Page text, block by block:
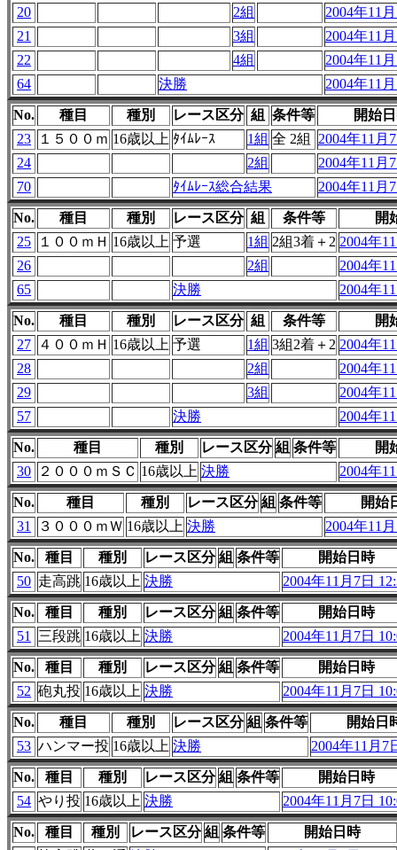
20
2組
2004年11
21
3組
2004年11
22
4組
2004年11
64
決勝 2004年11
No. 種目 種別 レース区分 組 条件等
開始
23
１５００ｍ 16歳以上 ﾀｲﾑﾚｰｽ 1組 全 2組
2004年11月
24
2組
2004年11月
70
ﾀｲﾑﾚｰｽ総合結果 2004年11月
No. 種目 種別 レース区分 組 条件等
開
25
１００ｍＨ 16歳以上 予選 1組 2組3着＋2 2004年
26
2組
2004年
65
決勝 2004年
No. 種目 種別 レース区分 組 条件等
開
27
４００ｍＨ 16歳以上 予選 1組 3組2着＋2 2004年
28
2組
2004年
29
3組
2004年
57
決勝 2004年
No. 種目 種別 レース区分 組 条件等
開
30
２０００ｍＳＣ 16歳以上 決勝 2004年
No. 種目 種別 レース区分 組 条件等
開始
31
３０００ｍＷ 16歳以上 決勝 2004年11
No. 種目 種別 レース区分 組 条件等
開始日時
50 走高跳 16歳以上 決勝 2004年11月7日
No. 種目 種別 レース区分 組 条件等
開始日時
51
三段跳 16歳以上 決勝 2004年11月7日
No. 種目 種別 レース区分 組 条件等
開始日時
52 砲丸投 16歳以上 決勝 2004年11月7日
No. 種目 種別 レース区分 組 条件等
開始日
53 ハンマー投 16歳以上 決勝 2004年11月7
No. 種目 種別 レース区分 組 条件等
開始日時
54 やり投 16歳以上 決勝 2004年11月7日
No. 種目 種別 レース区分 組 条件等
開始日時